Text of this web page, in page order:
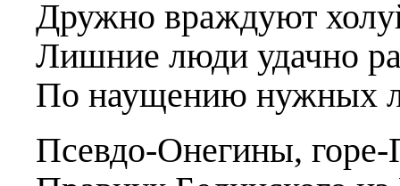
Дружно враждуют
Лишние люди удачно
По наущению нужных
Псевдо-Онегины,